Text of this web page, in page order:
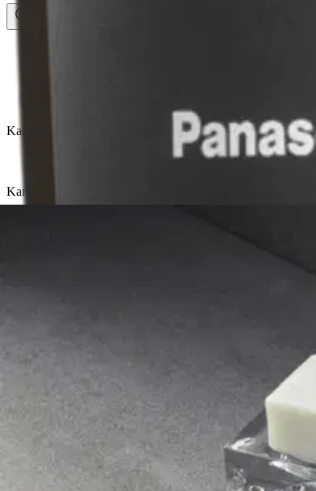
Karusellin nuolipainikkeet
Karusellin pikakuvakkeet